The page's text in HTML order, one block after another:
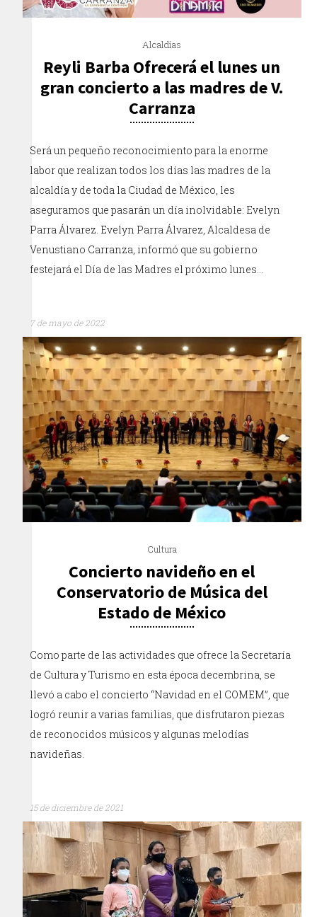
Alcaldías
Reyli Barba Ofrecerá el lunes un
gran concierto a las madres de V.
Carranza
Será un pequeño reconocimiento para la enorme
labor que realizan todos los días las madres de la
alcaldía y de toda la Ciudad de México, les
aseguramos que pasarán un día inolvidable: Evelyn
Parra Álvarez. Evelyn Parra Álvarez, Alcaldesa de
Venustiano Carranza, informó que su gobierno
festejará el Día de las Madres el próximo lunes…
7 de mayo de 2022
Cultura
Concierto navideño en el
Conservatorio de Música del
Estado de México
Como parte de las actividades que ofrece la Secretaría
de Cultura y Turismo en esta época decembrina, se
llevó a cabo el concierto “Navidad en el COMEM”, que
logró reunir a varias familias, que disfrutaron piezas
de reconocidos músicos y algunas melodías
navideñas.
15 de diciembre de 2021